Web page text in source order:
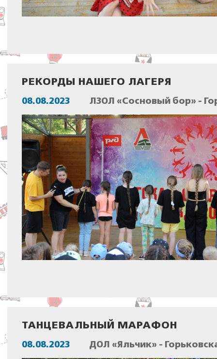
РЕКОРДЫ НАШЕГО ЛАГЕРЯ
08.08.2023 ЛЗОЛ «Сосновый бор» -
ТАНЦЕВАЛЬНЫЙ МАРАФОН
08.08.2023 ДОЛ «Яльчик» -